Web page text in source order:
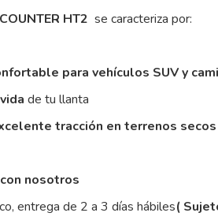
HT2 se caracteriza por:
para vehículos SUV y
de tu llanta
tracción en terrenos
nosotros
entrega de 2 a 3 días hábiles(